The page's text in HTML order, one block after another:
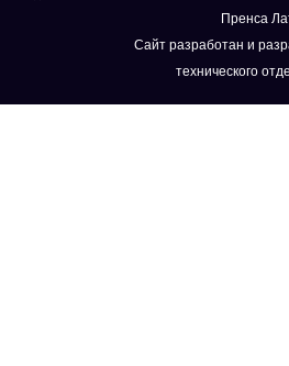
Пренса
Сайт разработан и
технического